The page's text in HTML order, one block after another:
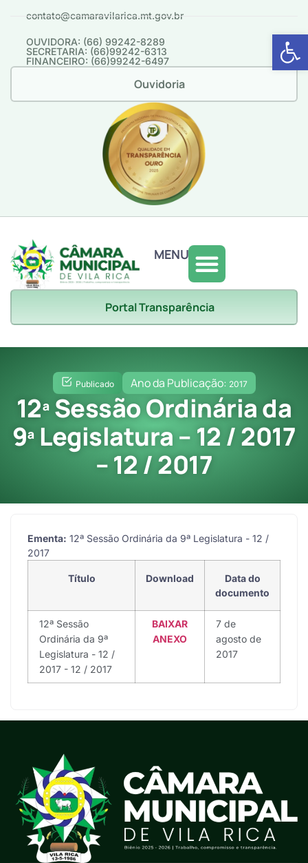
Abrir
contato@camaravilarica.mt.gov.br
OUVIDORA: (66) 99242-8289
SECRETARIA: (66)99242-6313
FINANCEIRO: (66)99242-6497
Ouvidoria
MENU
Portal Transparência
Publicado Ano da Publicação: 2017
12ª Sessão Ordinária da
9ª Legislatura – 12 / 2017
– 12 / 2017
Ementa: 12ª Sessão Ordinária da 9ª Legislatura - 12 /
2017
Título Download
Data do
documento
12ª Sessão
Ordinária da 9ª
Legislatura - 12 /
2017 - 12 / 2017
BAIXAR
ANEXO
7 de
agosto de
2017